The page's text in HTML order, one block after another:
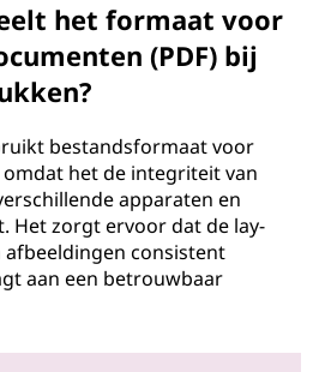
het formaat voor
(PDF) bij
bestandsformaat voor
het de integriteit van
apparaten en
Het zorgt ervoor dat de lay-
consistent
aan een betrouwbaar